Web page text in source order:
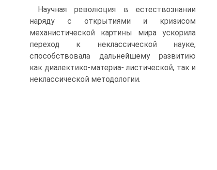
Научная революция в естествознании
наряду с открытиями и кризисом
механистической картины мира ускорила
переход к неклассической науке,
способствовала дальнейшему развитию
как диалектико-материа- листической, так и
неклассической методологии.